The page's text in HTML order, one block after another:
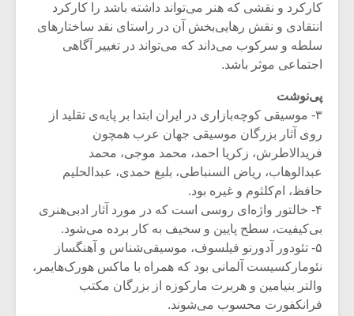
کارکرد و نقشی که هنر می‌تواند داشته باشد را کارکرد
انتقادی و نقش رهایی‌بخش آن در راستای نقد ساختارهای
سلطه و سرکوب می‌داند که می‌تواند در تغییر آگاهی
اجتماعی موثر باشد.
پی‌نوشت
۳- موسیقی کوچه‌بازاری در ایران ابتدا بر پایه‌ی تقلید از
روی آثار بزرگان موسیقی جهان عرب همچون
فریدالاطرش، زکریا احمد، محمد موجی، محمد
عبدالوهاب، ریاض السنباطی، بلیغ حمدی، عبدالحلیم
حافظ، ام‌کلثوم و غیره بود.
۴- خالتور واژه‌ای روسی است که در مورد آثار ادبی‌هنری
بی‌کیفیت، سطح پایین و سخیف به کار برده می‌شود.
۵- تئودور آدورنو فیلسوف، موسیقی‌شناس و آهنگساز
نئومارکسیست آلمانی بود که همراه با ماکس هورک‌هایمر،
والتر بنیامین و هربرت مارکوزه از بزرگان مکتب
فرانکفورت محسوب می‌شوند.